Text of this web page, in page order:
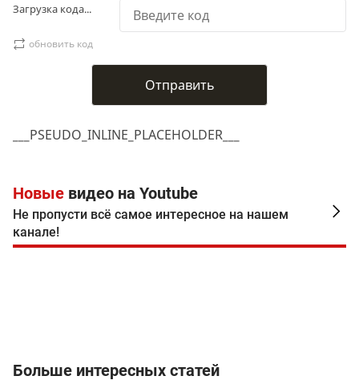
___PSEUDO_INLINE_PLACEHOLDER___
Загрузка кода...
обновить код
Новые видео на Youtube
Не пропусти всё самое интересное на нашем
канале!
Больше интересных статей